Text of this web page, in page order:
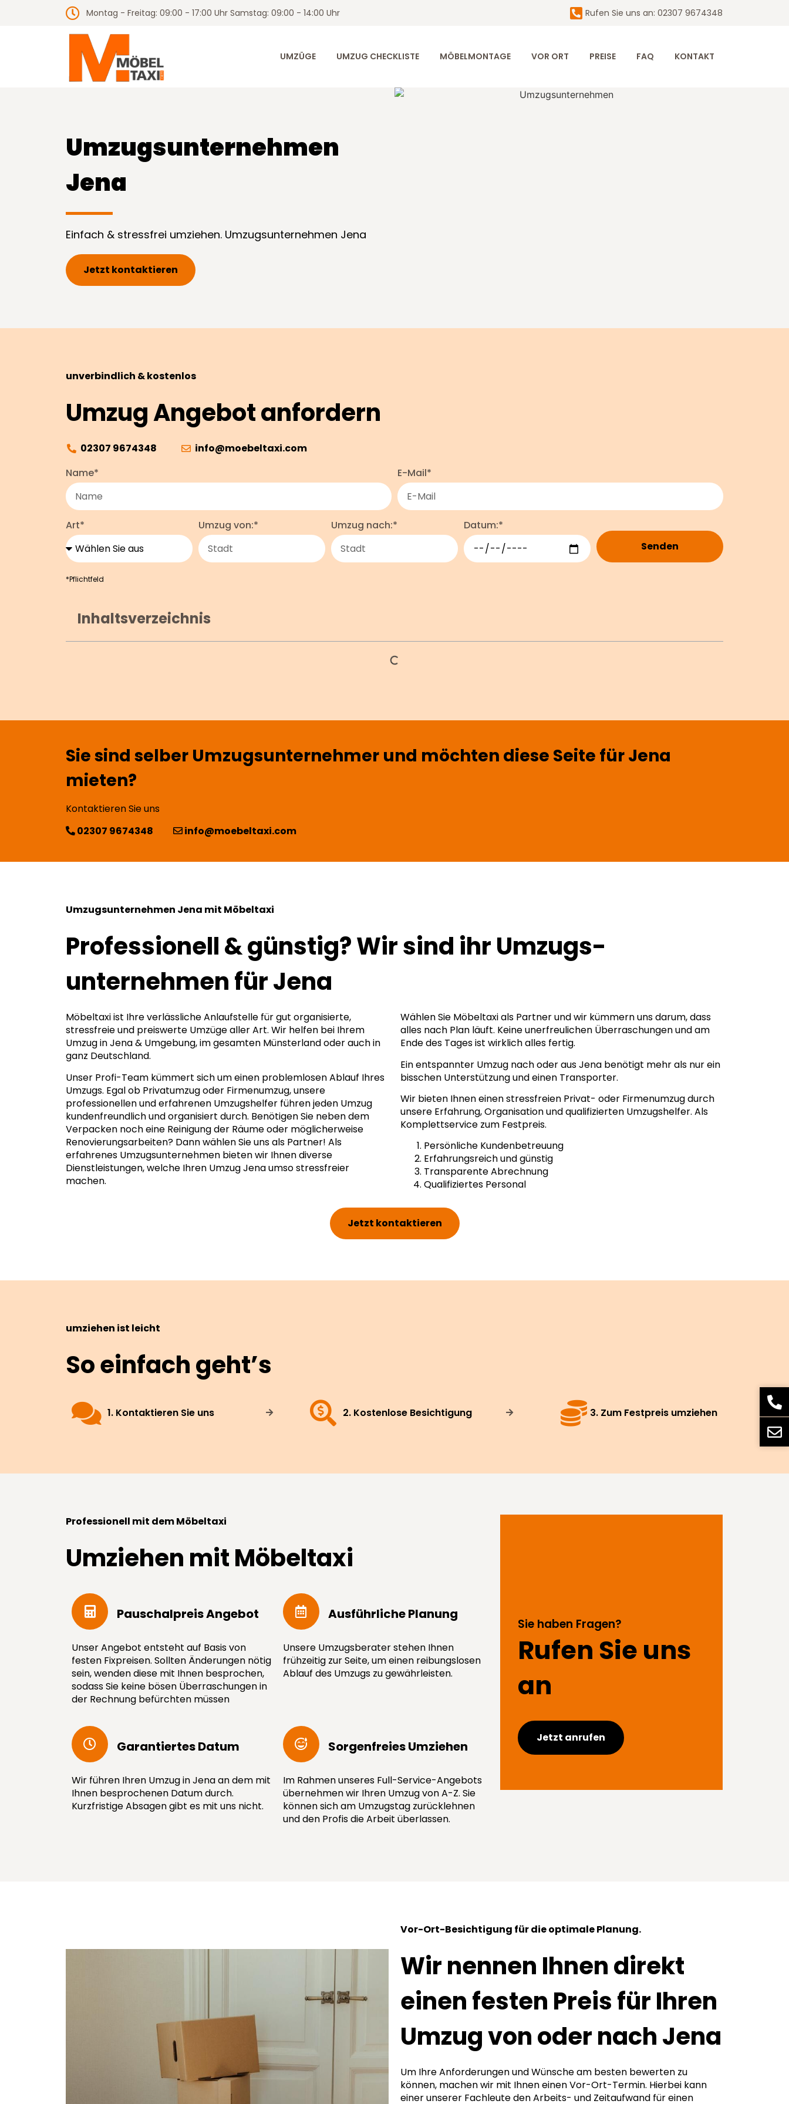
Montag - Freitag: 09:00 - 17:00 Uhr Samstag: 09:00 - 14:00 Uhr Rufen Sie uns an: 02307 9674348
UMZÜGE UMZUG CHECKLISTE MÖBELMONTAGE VOR ORT PREISE FAQ KONTAKT
Umzugs­unternehmen
Jena
Einfach & stressfrei umziehen. Umzugsunternehmen Jena
Jetzt kontaktieren
unverbindlich & kostenlos
Umzug Angebot anfordern
02307 9674348
info@moebeltaxi.com
Name*
E-Mail*
Art* Umzug von:* Umzug nach:*
Datum:*
Senden
*Pflichtfeld
Inhaltsverzeichnis
Sie sind selber Umzugsunternehmer und möchten diese Seite für Jena
mieten?
Kontaktieren Sie uns
02307 9674348
info@moebeltaxi.com
Umzugsunternehmen Jena mit Möbeltaxi
Professionell & günstig? Wir sind ihr Umzugs­
unternehmen für Jena
Möbeltaxi ist Ihre verlässliche Anlaufstelle für gut organisierte,
stressfreie und preiswerte Umzüge aller Art. Wir helfen bei Ihrem
Umzug in Jena & Umgebung, im gesamten Münsterland oder auch in
ganz Deutschland.
Unser Profi-Team kümmert sich um einen problemlosen Ablauf Ihres
Umzugs. Egal ob Privatumzug oder Firmenumzug, unsere
professionellen und erfahrenen Umzugshelfer führen jeden Umzug
kundenfreundlich und organisiert durch. Benötigen Sie neben dem
Verpacken noch eine Reinigung der Räume oder möglicherweise
Renovierungsarbeiten? Dann wählen Sie uns als Partner! Als
erfahrenes Umzugsunternehmen bieten wir Ihnen diverse
Dienstleistungen, welche Ihren Umzug Jena umso stressfreier
machen.
Wählen Sie Möbeltaxi als Partner und wir kümmern uns darum, dass
alles nach Plan läuft. Keine unerfreulichen Überraschungen und am
Ende des Tages ist wirklich alles fertig.
Ein entspannter Umzug nach oder aus Jena benötigt mehr als nur ein
bisschen Unterstützung und einen Transporter.
Wir bieten Ihnen einen stressfreien Privat- oder Firmenumzug durch
unsere Erfahrung, Organisation und qualifizierten Umzugshelfer. Als
Komplettservice zum Festpreis.
Persönliche Kundenbetreuung
Erfahrungsreich und günstig
Transparente Abrechnung
Qualifiziertes Personal
Jetzt kontaktieren
umziehen ist leicht
So einfach geht’s
1. Kontaktieren Sie uns 2. Kostenlose Besichtigung 3. Zum Festpreis umziehen
Professionell mit dem Möbeltaxi
Umziehen mit Möbeltaxi
Pauschal­preis Angebot
Unser Angebot entsteht auf Basis von
festen Fixpreisen. Sollten Änderungen nötig
sein, wenden diese mit Ihnen besprochen,
sodass Sie keine bösen Überraschungen in
der Rechnung befürchten müssen
Ausführ­liche Planung
Unsere Umzugsberater stehen Ihnen
frühzeitig zur Seite, um einen reibungslosen
Ablauf des Umzugs zu gewährleisten.
Garantiertes Datum
Wir führen Ihren Umzug in Jena an dem mit
Ihnen besprochenen Datum durch.
Kurzfristige Absagen gibt es mit uns nicht.
Sorgenfreies Umziehen
Im Rahmen unseres Full-Service-Angebots
übernehmen wir Ihren Umzug von A-Z. Sie
können sich am Umzugstag zurücklehnen
und den Profis die Arbeit überlassen.
Sie haben Fragen?
Rufen Sie uns
an
Jetzt anrufen
Vor-Ort-Besichtigung für die optimale Planung.
Wir nennen Ihnen direkt
einen festen Preis für Ihren
Umzug von oder nach Jena
Um Ihre Anforderungen und Wünsche am besten bewerten zu
können, machen wir mit Ihnen einen Vor-Ort-Termin. Hierbei kann
einer unserer Fachleute den Arbeits- und Zeitaufwand für einen